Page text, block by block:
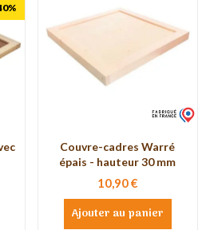
Couvre-cadres Warré
épais - hauteur 30 mm
10,90 €
Ajouter au panier